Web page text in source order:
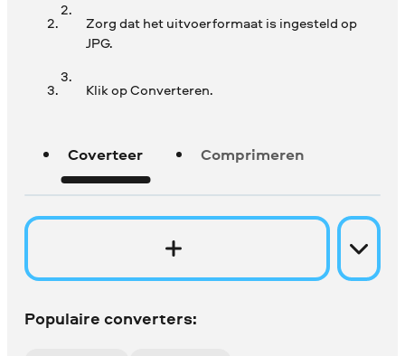
Zorg dat het uitvoerformaat is ingesteld op
JPG.
Klik op Converteren.
Coverteer Comprimeren
Populaire converters: